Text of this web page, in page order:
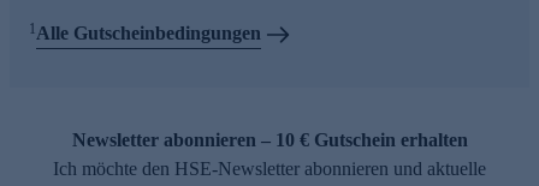
1Alle Gutscheinbedingungen
Newsletter abonnieren – 10 € Gutschein erhalten
Ich möchte den HSE-Newsletter abonnieren und aktuelle